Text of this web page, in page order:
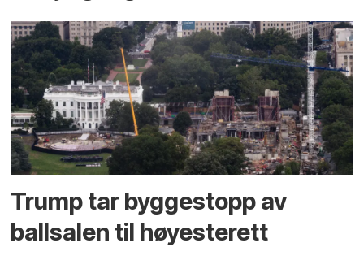
Trump tar byggestopp av
ballsalen til høyesterett